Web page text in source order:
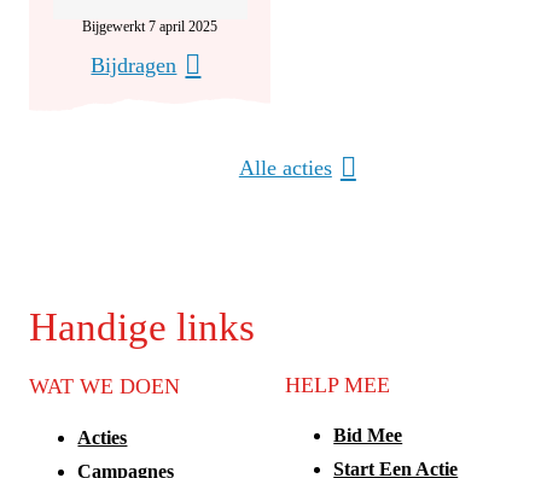
Bijgewerkt 7 april 2025
Bijdragen
Alle acties
Handige links
WAT WE DOEN
Acties
Campagnes
HELP MEE
Bid Mee
Start Een Actie